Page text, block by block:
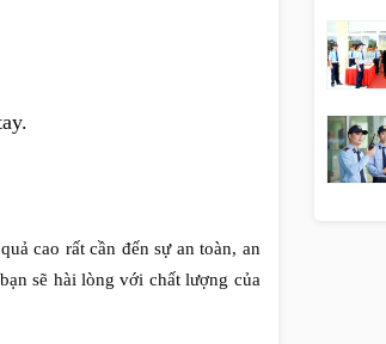
cao rất cần đến sự an toàn, an
sẽ hài lòng với chất lượng của